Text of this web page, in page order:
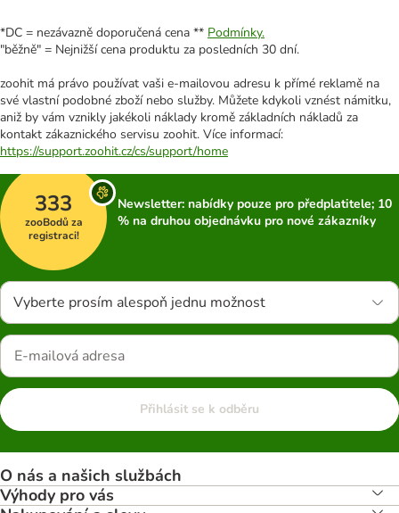
*DC = nezávazně doporučená cena ** Podmínky.
"běžně" = Nejnižší cena produktu za posledních 30 dní.
zoohit má právo používat vaši e-mailovou adresu k přímé reklamě na
své vlastní podobné zboží nebo služby. Můžete kdykoli vznést námitku,
aniž by vám vznikly jakékoli náklady kromě základních nákladů za
kontakt zákaznického servisu zoohit. Více informací:
https://support.zoohit.cz/cs/support/home
333
zooBodů za
registraci!
Newsletter: nabídky pouze pro předplatitele; 10
% na druhou objednávku pro nové zákazníky
Vyberte prosím alespoň jednu možnost
Přihlásit se k odběru
O nás a našich službách
Výhody pro vás